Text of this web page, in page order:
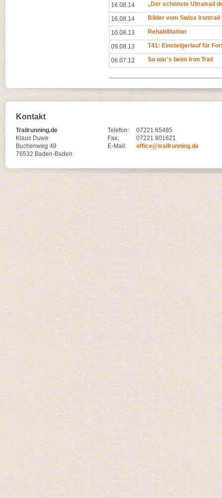
16.08.14 „Der schönste Ultratrail
16.08.14 Bilder vom Swiss Irontrail
10.08.13 Rehabilitation
09.08.13 T41: Einsteigerlauf für
06.07.12 So war's beim Iron Trail
Kontakt
Trailrunning.de
Klaus Duwe
Buchenweg 49
76532 Baden-Baden
Telefon:
07221 65485
Fax:
07221 801621
E-Mail:
office@trailrunning.de